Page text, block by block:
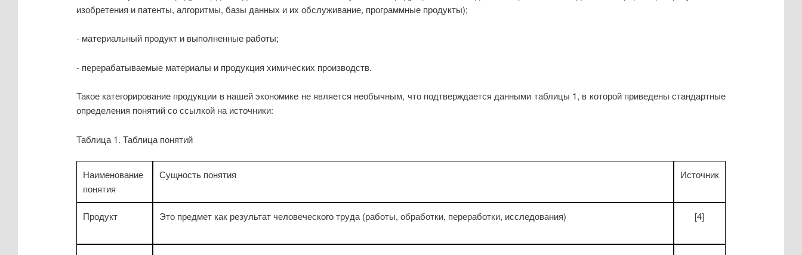
изобретения и патенты, алгоритмы, базы данных и их обслуживание, программные продукты);
- материальный продукт и выполненные работы;
- перерабатываемые материалы и продукция химических производств.
Такое категорирование продукции в нашей экономике не является необычным, что подтверждается данными таблицы 1, в которой приведены стандартные
определения понятий со ссылкой на источники:
Таблица 1. Таблица понятий
Наименование
понятия
Сущность понятия Источник
Продукт Это предмет как результат человеческого труда (работы, обработки, переработки, исследования) [4]